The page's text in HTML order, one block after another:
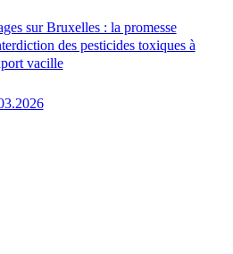
sur Bruxelles : la promesse
des pesticides toxiques à
vacille